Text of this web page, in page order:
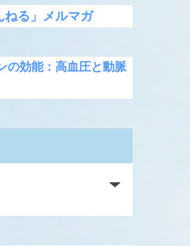
ねる」メルマガ
の効能：高血圧と動脈